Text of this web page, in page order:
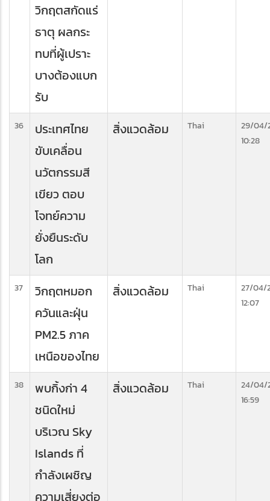
วิกฤตสกัดแร่
ธาตุ ผลกระ
ทบที่ผู้เปราะ
บางต้องแบก
รับ
36
ประเทศไทย
ขับเคลื่อน
นวัตกรรมสี
เขียว ตอบ
โจทย์ความ
ยั่งยืนระดับ
โลก
สิ่งแวดล้อม Thai
29/04/
10:28
37
วิกฤตหมอก
ควันและฝุ่น
PM2.5 ภาค
เหนือของไทย
สิ่งแวดล้อม Thai
27/04/
12:07
38
พบกิ้งก่า 4
ชนิดใหม่
บริเวณ Sky
Islands ที่
กำลังเผชิญ
ความเสี่ยงต่อ
สิ่งแวดล้อม Thai
24/04/
16:59